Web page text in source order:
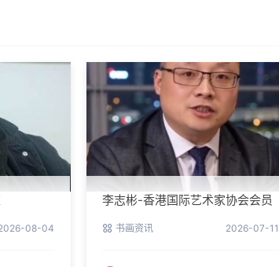
08-04
李志彬-香港国际艺术家协会会员
书画资讯 2026-07-11